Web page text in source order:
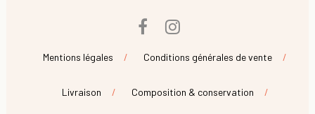
Facebook
Mentions légales Conditions générales de vente
Livraison Composition & conservation